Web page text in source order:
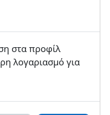
στα προφίλ
λογαριασμό για